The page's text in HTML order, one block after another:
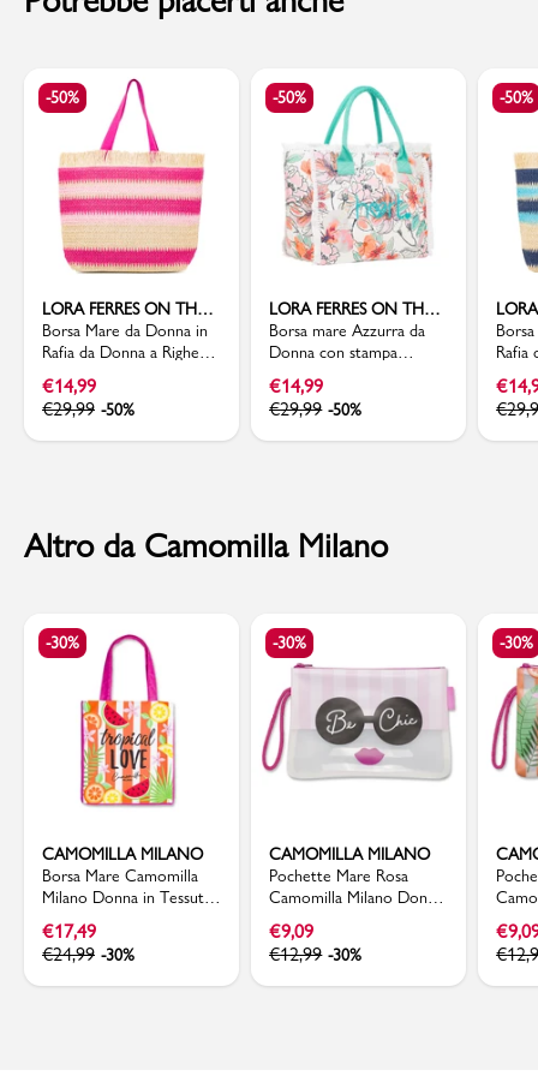
-50%
LORA FERRES ON THE BEACH
Borsa Mare da Donna in
Rafia da Donna a Righe
Rosa con Frange Lora
Ferres On The Beach
€14,99
€29,99 -50%
-50%
LORA FERRES ON THE BEACH
Borsa mare Azzurra da
Donna con stampa
Floreale e Frange Lora
Ferres On The Beach
€14,99
€29,99 -50%
-50%
Rafia
€
€
Altro da Camomilla Milano
-30%
CAMOMILLA MILANO
Borsa Mare Camomilla
Milano Donna in Tessuto
Tropical Love
€17,49
€24,99 -30%
-30%
CAMOMILLA MILANO
Pochette Mare Rosa
Camomilla Milano Donna
in Plastica Trasparente
€9,09
€12,99 -30%
-30%
€
€